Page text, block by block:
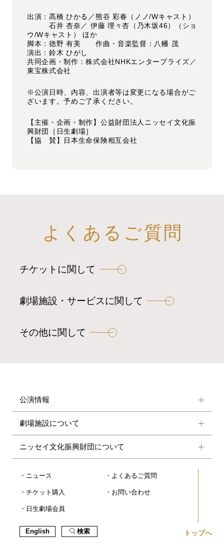
出演：髙橋 ひかる／熊谷 彩春（ノノ/Wキャスト）
石井 杏奈／ 伊藤 理々杏（乃木坂46）（ショ
ウ/Wキャスト） ほか
脚本：徳野 有美 作曲・音楽監督：八幡 茂
演出：鈴木 ひがし
共同企画・制作：株式会社NHKエンタープライズ／
東宝株式会社
※公演日時、内容、出演者等は変更になる場合がご
ざいます。予めご了承ください。
【主催・企画・制作】公益財団法人ニッセイ文化振
興財団［日生劇場］
【協 賛】日本生命保険相互会社
よくあるご質問
チケットに関して
劇場施設・サービスに関して
その他に関して
公演情報
劇場施設について
ニッセイ文化振興財団について
ニュース
チケット購入
日生劇場会員
よくあるご質問
お問い合わせ
English 検索 トップへ